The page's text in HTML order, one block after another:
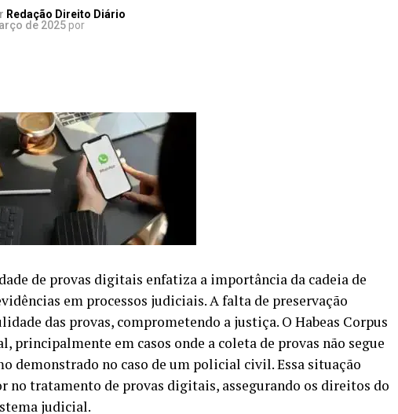
Redação Direito Diário
de 2025 por
de provas digitais enfatiza a importância da cadeia de
em processos judiciais. A falta de preservação
das provas, comprometendo a justiça. O Habeas Corpus
principalmente em casos onde a coleta de provas não segue
demonstrado no caso de um policial civil. Essa situação
no tratamento de provas digitais, assegurando os direitos do
judicial.